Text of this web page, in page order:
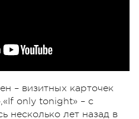
– визитных карточек
only tonight» – с
несколько лет назад в